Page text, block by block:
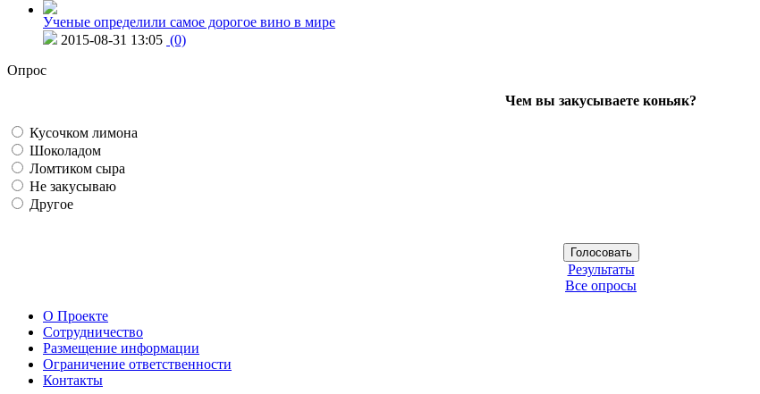
Ученые определили самое дорогое вино в мире
2015-08-31 13:05 (0)
Опрос
Чем вы закусываете коньяк?
Кусочком лимона
Шоколадом
Ломтиком сыра
Не закусываю
Другое
Результаты
Все опросы
О Проекте
Сотрудничество
Размещение информации
Ограничение ответственности
Контакты